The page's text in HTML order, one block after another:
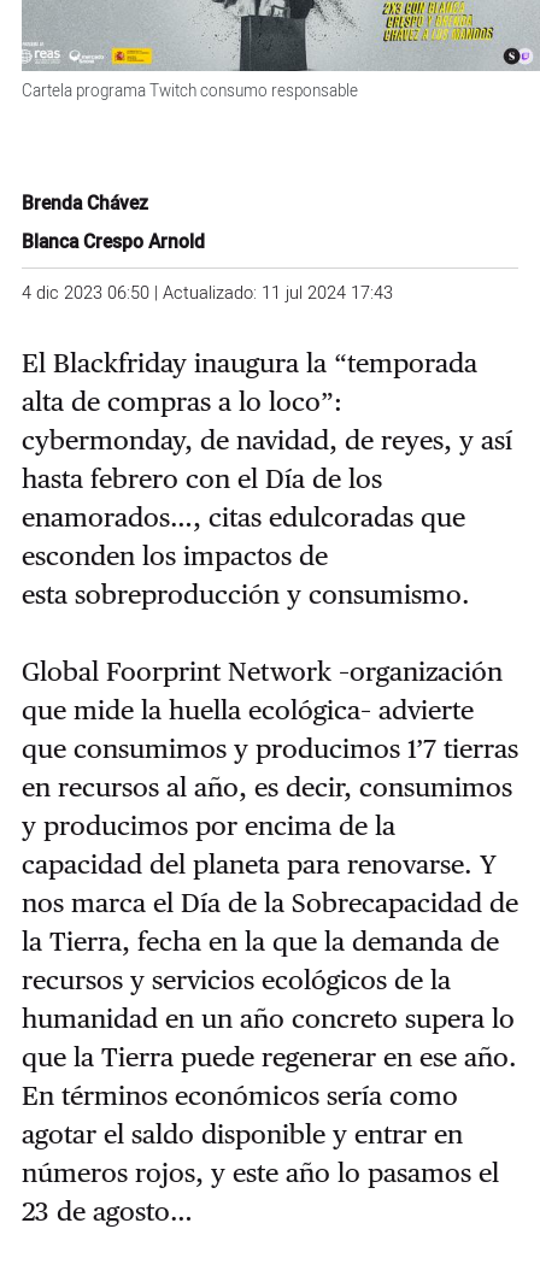
Cartela programa Twitch consumo responsable
Brenda Chávez
Blanca Crespo Arnold
4 dic 2023 06:50 | Actualizado: 11 jul 2024 17:43
El Blackfriday inaugura la “temporada
alta de compras a lo loco”:
cybermonday, de navidad, de reyes, y así
hasta febrero con el Día de los
enamorados…, citas edulcoradas que
esconden los impactos de
estasobreproducción y consumismo.
Global Foorprint Network –organización
que mide la huella ecológica– advierte
que consumimos y producimos 1’7 tierras
en recursos al año, es decir, consumimos
y producimos por encima de la
capacidad del planeta para renovarse. Y
nos marca el Día de la Sobrecapacidad de
la Tierra, fecha en la que la demanda de
recursos y servicios ecológicos de la
humanidad en un año concreto supera lo
que la Tierra puede regenerar en ese año.
En términos económicos sería como
agotar el saldo disponible y entrar en
números rojos, y este año lo pasamos el
23 de agosto…